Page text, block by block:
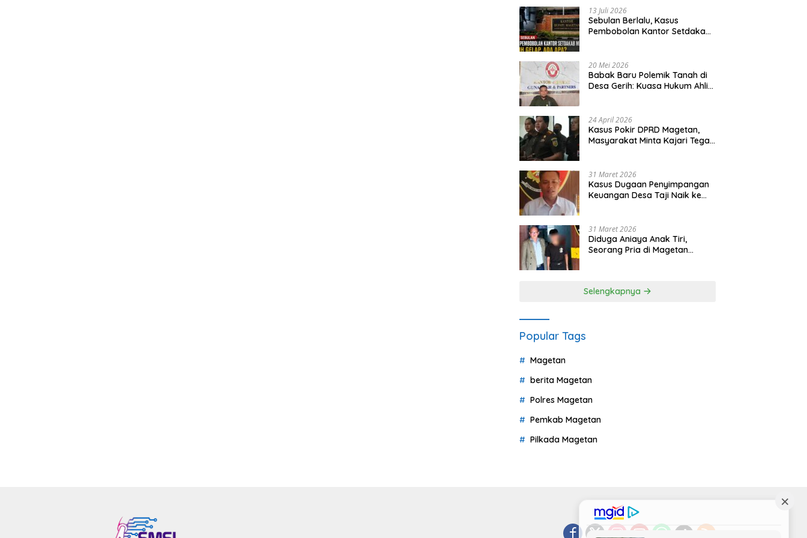
13 Juli 2026
Sebulan Berlalu, Kasus
Pembobolan Kantor Setdakab
20 Mei 2026
Babak Baru Polemik Tanah di
Desa Gerih: Kuasa Hukum Ahli
24 April 2026
Kasus Pokir DPRD Magetan,
Masyarakat Minta Kajari Tegak
31 Maret 2026
Kasus Dugaan Penyimpangan
Keuangan Desa Taji Naik ke
31 Maret 2026
Diduga Aniaya Anak Tiri,
Seorang Pria di Magetan
Selengkapnya
Popular Tags
Magetan
berita Magetan
Polres Magetan
Pemkab Magetan
Pilkada Magetan